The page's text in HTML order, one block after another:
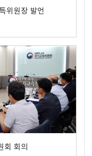
위원장 발언
회 회의